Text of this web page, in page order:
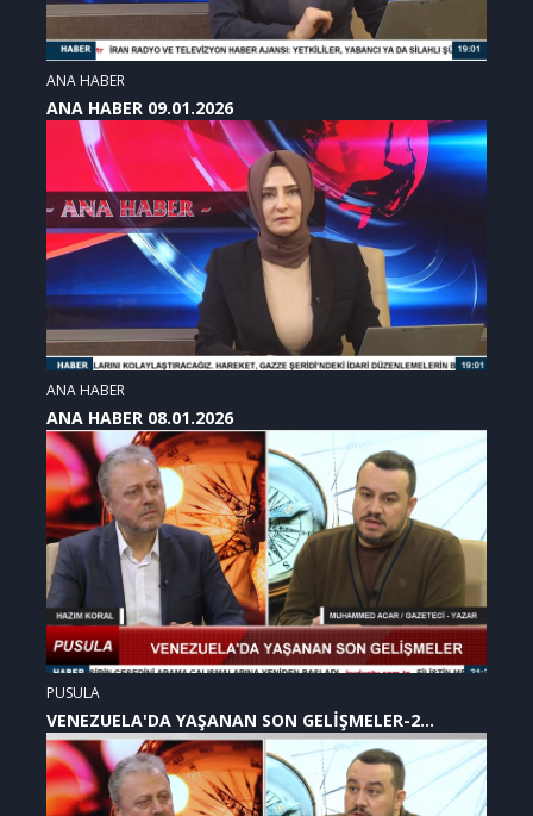
ANA HABER
ANA HABER 09.01.2026
ANA HABER
ANA HABER 08.01.2026
PUSULA
VENEZUELA'DA YAŞANAN SON GELİŞMELER-2
(07.01.2026)